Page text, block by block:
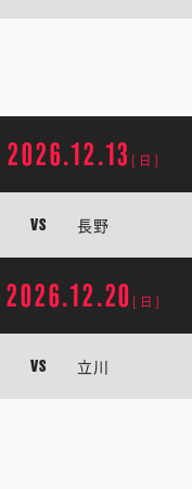
2026.12.13 [日]
VS 長野
2026.12.20 [日]
VS 立川